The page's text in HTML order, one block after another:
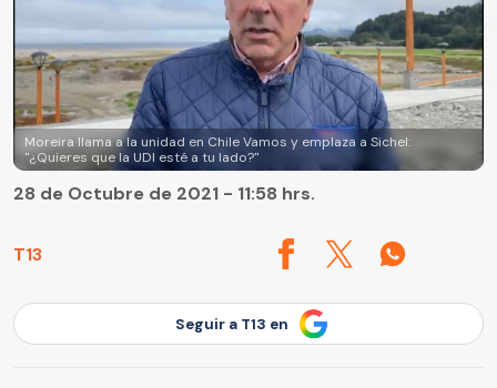
Moreira llama a la unidad en Chile Vamos y emplaza a Sichel:
"¿Quieres que la UDI esté a tu lado?"
T13
28 de Octubre de 2021 - 11:58 hrs.
Seguir a T13 en